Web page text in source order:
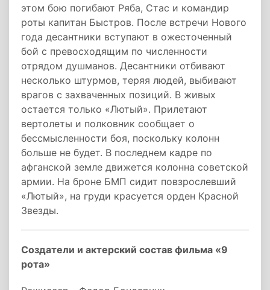
этом бою погибают Ряба, Стас и командир
роты капитан Быстров. После встречи Нового
года десантники вступают в ожесточенный
бой с превосходящим по численности
отрядом душманов. Десантники отбивают
несколько штурмов, теряя людей, выбивают
врагов с захваченных позиций. В живых
остается только «Лютый». Прилетают
вертолеты и полковник сообщает о
бессмысленности боя, поскольку колонн
больше не будет. В последнем кадре по
афганской земле движется колонна советской
армии. На броне БМП сидит повзрослевший
«Лютый», на груди красуется орден Красной
Звезды.
Создатели и актерский состав фильма «9
рота»